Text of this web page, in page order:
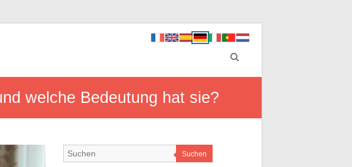
welche Bedeutung hat sie?
Suchen